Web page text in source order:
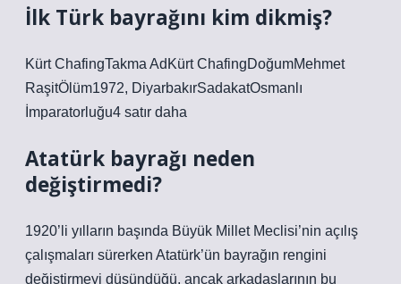
İlk Türk bayrağını kim dikmiş?
Kürt ChafingTakma AdKürt ChafingDoğumMehmet
RaşitÖlüm1972, DiyarbakırSadakatOsmanlı
İmparatorluğu4 satır daha
Atatürk bayrağı neden
değiştirmedi?
1920’li yılların başında Büyük Millet Meclisi’nin açılış
çalışmaları sürerken Atatürk’ün bayrağın rengini
değiştirmeyi düşündüğü, ancak arkadaşlarının bu